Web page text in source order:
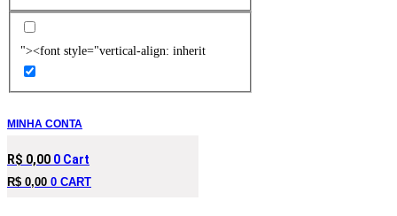
"><font style="vertical-align: inherit
MINHA CONTA
R$ 0,00 0 Cart
R$ 0,00 0 CART